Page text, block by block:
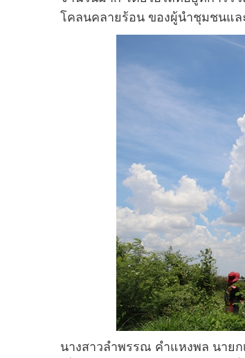
โคลนคลายร้อน ของผู้นำชุมชนแ
นางสาวลำพรรณ คำแหงพล นาย